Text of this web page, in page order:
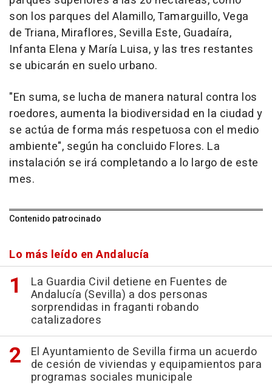
son los parques del Alamillo, Tamarguillo, Vega
de Triana, Miraflores, Sevilla Este, Guadaíra,
Infanta Elena y María Luisa, y las tres restantes
se ubicarán en suelo urbano.
"En suma, se lucha de manera natural contra los
roedores, aumenta la biodiversidad en la ciudad y
se actúa de forma más respetuosa con el medio
ambiente", según ha concluido Flores. La
instalación se irá completando a lo largo de este
mes.
Contenido patrocinado
Lo más leído en Andalucía
La Guardia Civil detiene en Fuentes de
Andalucía (Sevilla) a dos personas
sorprendidas in fraganti robando
catalizadores
El Ayuntamiento de Sevilla firma un acuerdo
de cesión de viviendas y equipamientos para
programas sociales municipale